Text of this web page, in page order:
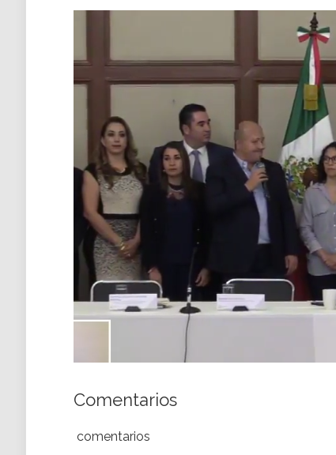
Comentarios
comentarios